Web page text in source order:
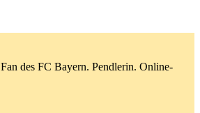
des FC Bayern. Pendlerin. Online-